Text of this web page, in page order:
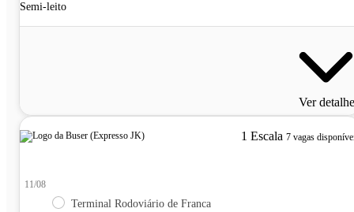
Semi-leito
Ver
1 Escala 7 vagas
11/08
Terminal Rodoviário de Franca